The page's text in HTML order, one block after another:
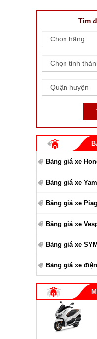
Tìm
Bảng giá xe
Bảng giá xe
Bảng giá xe
Bảng giá xe
Bảng giá xe
Bảng giá xe